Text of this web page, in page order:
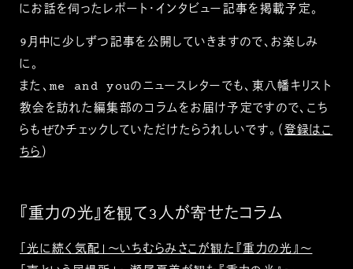
にお話を伺ったレポート・インタビュー記事を掲載予定。
9月中に少しずつ記事を公開していきますので、お楽しみ
に。
また、me and youのニュースレターでも、東八幡キリスト
教会を訪れた編集部のコラムをお届け予定ですので、こち
らもぜひチェックしていただけたらうれしいです。（登録はこ
ちら）
『重力の光』を観て3人が寄せたコラム
「光に続く気配」〜いちむらみさこが観た『重力の光』〜